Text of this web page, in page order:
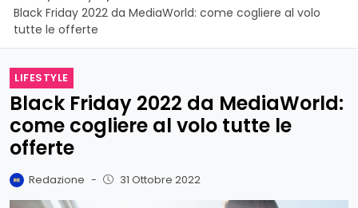
Black Friday 2022 da MediaWorld: come cogliere al volo
tutte le offerte
LIFESTYLE
Black Friday 2022 da MediaWorld:
come cogliere al volo tutte le
offerte
Redazione - 31 Ottobre 2022